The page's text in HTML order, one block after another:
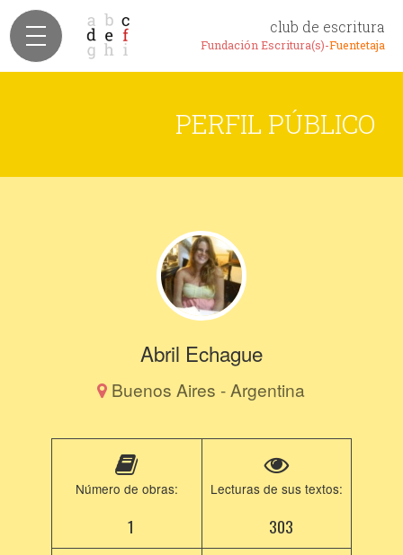
club de escritura
Fundación Escritura(s)-Fuentetaja
PERFIL PÚBLICO
Abril Echague
Buenos Aires - Argentina
Número de obras:
1
Lecturas de sus textos:
303